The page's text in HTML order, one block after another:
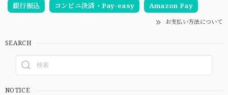
銀行振込 コンビニ決済・Pay-easy Amazon Pay
お支払い方法について
SEARCH
NOTICE